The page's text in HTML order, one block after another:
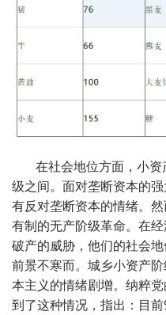
在社会地位方面，小
级之间。面对垄断资本的
有反对垄断资本的情绪。
有制的无产阶级革命。在
破产的威胁，他们的社会
前景不寒而。城乡小资产
本主义的情绪剧增。纳粹
到了这种情况，指出：目